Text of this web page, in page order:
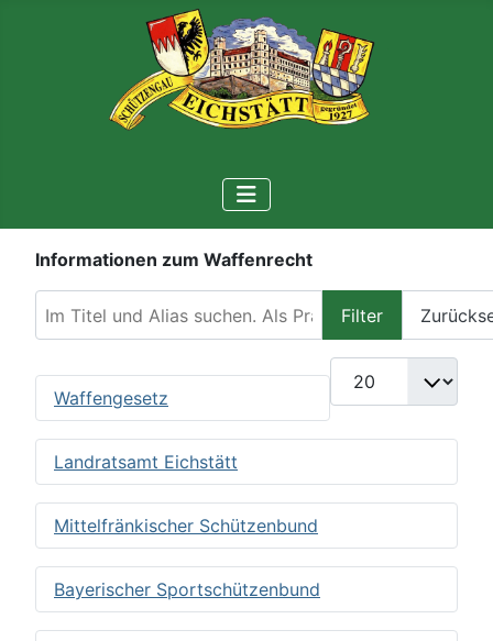
Informationen zum Waffenrecht
Filter
Anzeige #
Waffengesetz
Landratsamt Eichstätt
Mittelfränkischer Schützenbund
Bayerischer Sportschützenbund